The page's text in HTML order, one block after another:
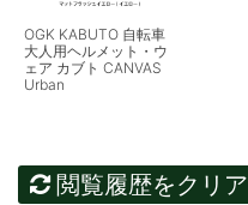
OGK KABUTO 自転車
大人用ヘルメット・ウ
ェア カブト CANVAS
Urban
閲覧履歴をクリ